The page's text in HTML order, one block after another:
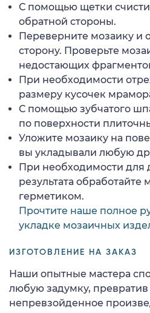
С помощью щетки
обратной стороны.
Переверните мозаику и
сторону. Проверьте
недостающих
При необходимости
размеру кусочек
С помощью зубчатого
по поверхности
Уложите мозаику на
вы укладывали любую
При необходимости для
результата обработайте
герметиком.
Прочтите наше полное
укладке мозаичных
ИЗГОТОВЛЕНИЕ НА ЗАКАЗ
Наши опытные мастера
любую задумку,
непревзойденное